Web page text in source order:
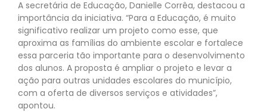
A secretária de Educação, Danielle Corrêa, destacou a
importância da iniciativa. “Para a Educação, é muito
significativo realizar um projeto como esse, que
aproxima as famílias do ambiente escolar e fortalece
essa parceria tão importante para o desenvolvimento
dos alunos. A proposta é ampliar o projeto e levar a
ação para outras unidades escolares do município,
com a oferta de diversos serviços e atividades”,
apontou.